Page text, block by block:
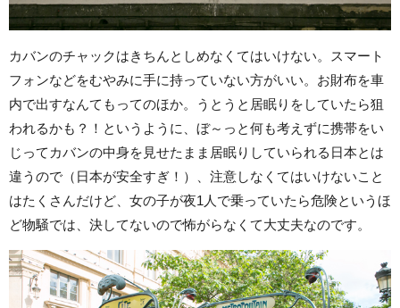
カバンのチャックはきちんとしめなくてはいけない。スマート
フォンなどをむやみに手に持っていない方がいい。お財布を車
内で出すなんてもってのほか。うとうと居眠りをしていたら狙
われるかも？！というように、ぼ～っと何も考えずに携帯をい
じってカバンの中身を見せたまま居眠りしていられる日本とは
違うので（日本が安全すぎ！）、注意しなくてはいけないこと
はたくさんだけど、女の子が夜1人で乗っていたら危険というほ
ど物騒では、決してないので怖がらなくて大丈夫なのです。